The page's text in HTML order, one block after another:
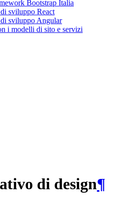
Bootstrap Italia
sviluppo React
sviluppo Angular
i modelli di sito e servizi
di design¶